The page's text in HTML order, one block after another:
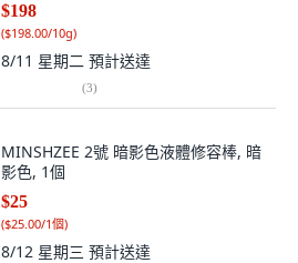
$198
($198.00/10g)
8/11 星期二 預計送達
(3)
MINSHZEE 2號 暗影色液體修容棒, 暗
影色, 1個
$25
($25.00/1個)
8/12 星期三 預計送達